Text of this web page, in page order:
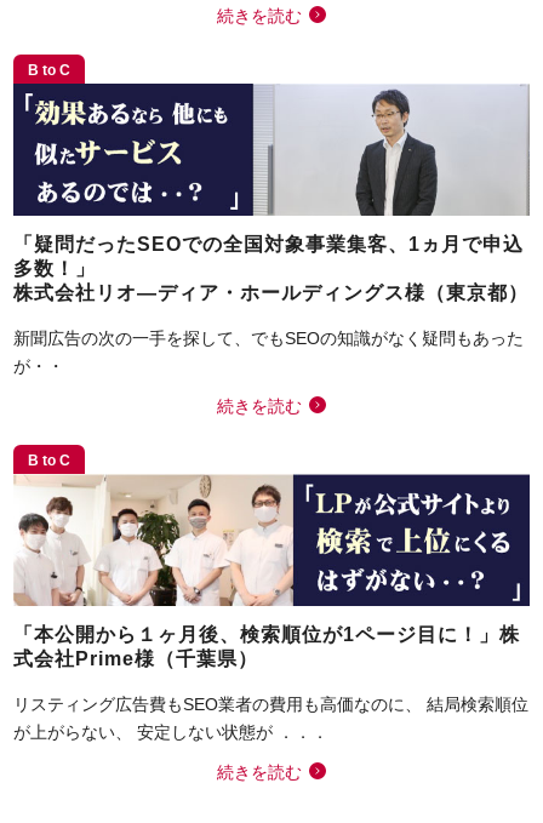
続きを読む
B to C
「疑問だったSEOでの全国対象事業集客、1ヵ月で申込
多数！」
株式会社リオ―ディア・ホールディングス様（東京都）
新聞広告の次の一手を探して、でもSEOの知識がなく疑問もあった
が・・
続きを読む
B to C
「本公開から１ヶ月後、検索順位が1ページ目に！」株
式会社Prime様（千葉県）
リスティング広告費もSEO業者の費用も高価なのに、 結局検索順位
が上がらない、 安定しない状態が ．．．
続きを読む